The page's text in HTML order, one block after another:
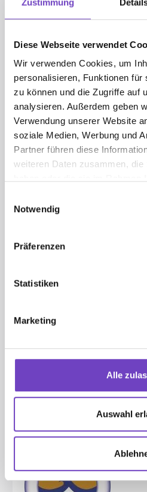
Diese Webseite verwendet
Wir verwenden Cookies, um
personalisieren, Funktionen für
zu können und die Zugriffe auf
analysieren. Außerdem geben
Verwendung unserer Website
soziale Medien, Werbung und
Partner führen diese
weiteren Daten zusammen, die
Notwendig
Präferenzen
Statistiken
Marketing
Alle
Auswahl
FREISCHWIMMER -
Preis : € 1,50
Stück: - +
HINZUFÜGEN
STOFFABZEICHEN
Stück: - +
HINZUFÜGEN